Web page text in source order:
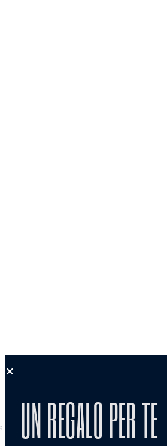
PRODOTTO
ANALLERGICO
UN REGALO PER TE